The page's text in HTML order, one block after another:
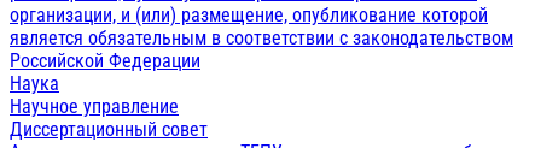
организации, и (или) размещение, опубликование которой
является обязательным в соответствии с законодательством
Российской Федерации
Наука
Научное управление
Диссертационный совет